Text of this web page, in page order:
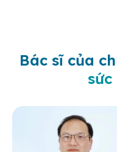
Bác sĩ của
sức